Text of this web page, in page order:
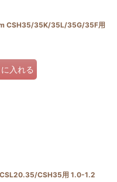
CSH35/35K/35L/35G/35F用
入れる
CSL20.35/CSH35用 1.0-1.2